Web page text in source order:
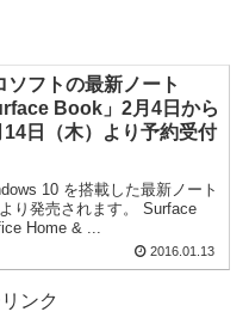
ソフトの最新ノート
Book」2月4日から
14日（木）より予約受付
10 を搭載した最新ノート
り発売されます。 Surface
Home & ...
2016.01.13
ンク